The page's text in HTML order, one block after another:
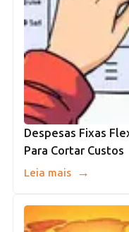
Despesas Fixas
Para Cortar Custos
Leia mais →